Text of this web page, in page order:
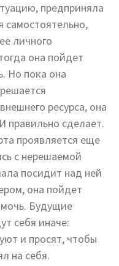
предприняла
самостоятельно,
личного
она пойдет
Но пока она
ресурса, она
правильно сделает.
проявляется еще
с нерешаемой
посидит над ней
она пойдет
Будущие
себя иначе:
и просят, чтобы
на себя.